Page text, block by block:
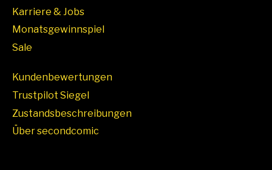
Karriere & Jobs
Monatsgewinnspiel
Sale
Kundenbewertungen
Trustpilot Siegel
Zustandsbeschreibungen
Über secondcomic